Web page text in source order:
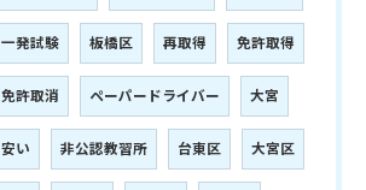
一発試験 板橋区 再取得 免許取得
免許取消 ペーパードライバー 大宮
安い 非公認教習所 台東区 大宮区